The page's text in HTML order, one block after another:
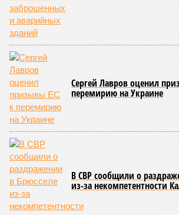
хромосом) – такое можно исправить и
продолжительность жизни.
Но первая и главная проблема, пишет
News Today, в соматических мутациях.
генетическом коде любой клетки
сперматозоидов и яйцеклеток), которые
неизбежным следствием деления клеток
протяжении всей нашей жизни. Иногда
воздействием внешних факторов,
ультрафиолет, а иногда… это просто
«потому что». И учёные до сих пор
почему.
Некоторые мутации не слишком
может существовать в слегка
приводят к катастрофическим
она погибает.«У 80-летнего человека в